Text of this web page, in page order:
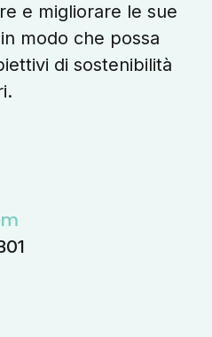
e migliorare le sue
modo che possa
di sostenibilità